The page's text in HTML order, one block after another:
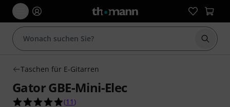
Suche
Taschen für E-Gitarren
Gator GBE-Mini-Elec
4.9 von 5 Sternen aus 11 Kundenbewertungen
(11 )